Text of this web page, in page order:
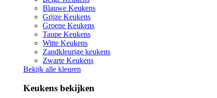
Blauwe Keukens
Grijze Keukens
Groene Keukens
Taupe Keukens
Witte Keukens
Zandkleurige keukens
Zwarte Keukens
Bekijk alle kleuren
Keukens bekijken